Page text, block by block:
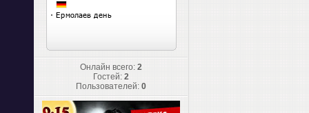
Онлайн всего: 2
Гостей: 2
Пользователей: 0